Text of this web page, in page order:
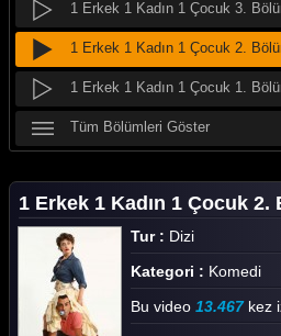
1 Erkek 1 Kadın 1 Çocuk 3.
1 Erkek 1 Kadın 1 Çocuk 2.
1 Erkek 1 Kadın 1 Çocuk 1.
Tüm Bölümleri Göster
1 Erkek 1 Kadın 1 Çocuk 2.
Tur : Dizi
Kategori : Komedi
Bu video 13.467kez